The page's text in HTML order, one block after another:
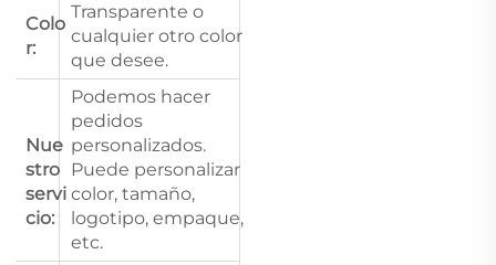
Colo
r:
Transparente o
cualquier otro color
que desee.
Nue
stro
servi
cio:
Podemos hacer
pedidos
personalizados.
Puede personalizar
color, tamaño,
logotipo, empaque,
etc.